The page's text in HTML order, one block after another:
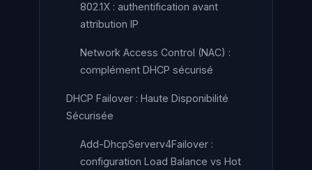
802.1X : authentification avant
attribution IP
Network Access Control (NAC) :
complément DHCP sécurisé
DHCP Failover : Haute Disponibilité
Sécurisée
Add-DhcpServerv4Failover :
configuration Load Balance vs Hot